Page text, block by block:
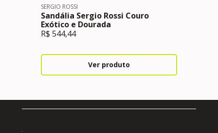
SERGIO ROSSI
Sandália Sergio Rossi Couro
Exótico e Dourada
R$ 544,44
Ver produto